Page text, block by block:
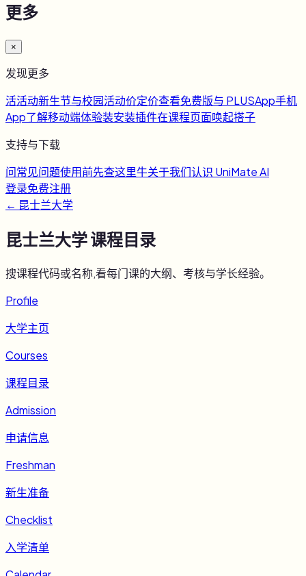
更多
×
发现更多
活活动新生节与校园活动价定价查看免费版与 PLUSApp手机
App了解移动端体验装安装插件在课程页面唤起搭子
支持与下载
问常见问题使用前先查这里牛关于我们认识 UniMate AI
登录免费注册
← 昆士兰大学
昆士兰大学课程目录
搜课程代码或名称,看每门课的大纲、考核与学长经验。
Profile
大学主页
Courses
课程目录
Admission
申请信息
Freshman
新生准备
Checklist
入学清单